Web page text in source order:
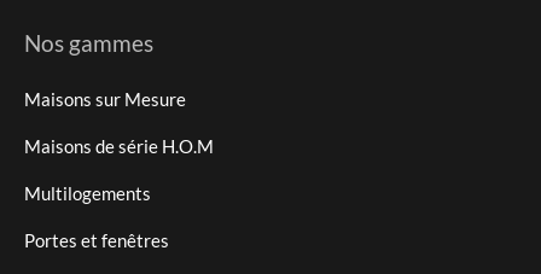
Nos gammes
Maisons sur Mesure
Maisons de série H.O.M
Multilogements
Portes et fenêtres